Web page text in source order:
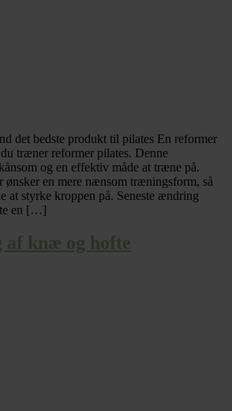
det bedste produkt til pilates En reformer
træner reformer pilates. Denne
og en effektiv måde at træne på.
ønsker en mere nænsom træningsform, så
at styrke kroppen på. Seneste ændring
en […]
knæ og hofte